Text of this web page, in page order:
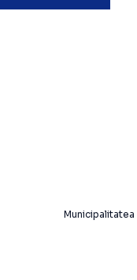
Municipalitatea